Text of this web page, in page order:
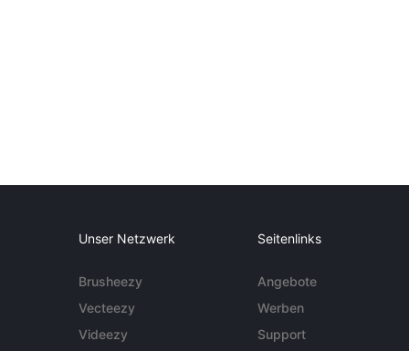
Unser Netzwerk
Brusheezy
Vecteezy
Videezy
Seitenlinks
Angebote
Werben
Support